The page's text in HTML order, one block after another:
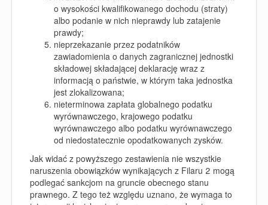
o wysokości kwalifikowanego dochodu (straty)
albo podanie w nich nieprawdy lub zatajenie
prawdy;
nieprzekazanie przez podatników
zawiadomienia o danych zagranicznej jednostki
składowej składającej deklarację wraz z
informacją o państwie, w którym taka jednostka
jest zlokalizowana;
nieterminowa zapłata globalnego podatku
wyrównawczego, krajowego podatku
wyrównawczego albo podatku wyrównawczego
od niedostatecznie opodatkowanych zysków.
Jak widać z powyższego zestawienia nie wszystkie
naruszenia obowiązków wynikających z Filaru 2 mogą
podlegać sankcjom na gruncie obecnego stanu
prawnego. Z tego też względu uznano, że wymaga to